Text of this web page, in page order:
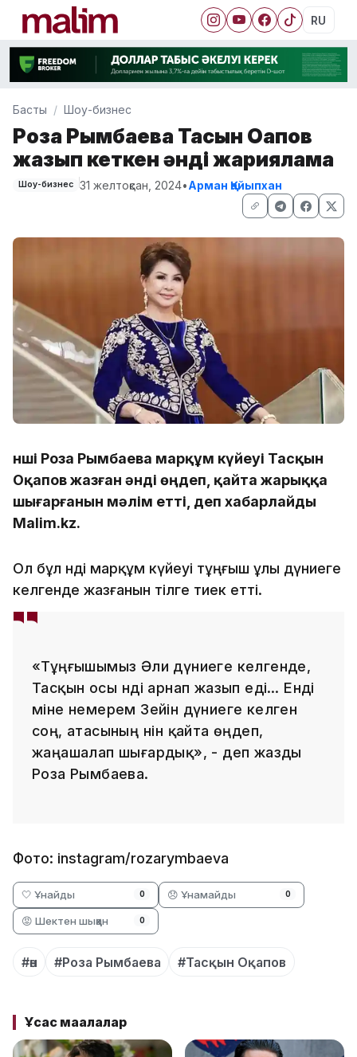
RU
Басты Шоу-бизнес
Роза Рымбаева Тасқын Оқапов
жазып кеткен әнді жарияламақ
Шоу-бизнес 31 желтоқсан, 2024•Арман Қайыпхан
Әнші Роза Рымбаева марқұм күйеуі Тасқын
Оқапов жазған әнді өңдеп, қайта жарыққа
шығарғанын мәлім етті, деп хабарлайды
Malim.kz.
Ол бұл әнді марқұм күйеуі тұңғыш ұлы дүниеге
келгенде жазғанын тілге тиек етті.
«Тұңғышымыз Әли дүниеге келгенде,
Тасқын осы әнді арнап жазып еді… Енді
міне немерем Зейін дүниеге келген
соң, атасының әнін қайта өңдеп,
жаңашалап шығардық», - деп жазды
Роза Рымбаева.
Фото: instagram/rozarymbaeva
🤍 Ұнайды 0 😞 Ұнамайды 0
😡 Шектен шыққан 0
#ән #Роза Рымбаева #Тасқын Оқапов
Ұқсас мақалалар